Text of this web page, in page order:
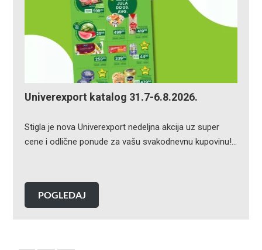
Univerexport katalog 31.7-6.8.2026.
Stigla je nova Univerexport nedeljna akcija uz super
cene i odlične ponude za vašu svakodnevnu kupovinu!…
POGLEDAJ